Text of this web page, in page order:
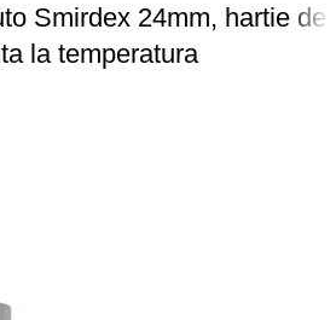
Smirdex 24mm, hartie de
la temperatura